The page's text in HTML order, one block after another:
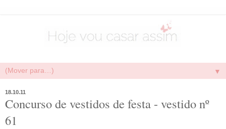
▼
18.10.11
Concurso de vestidos de festa - vestido nº
61